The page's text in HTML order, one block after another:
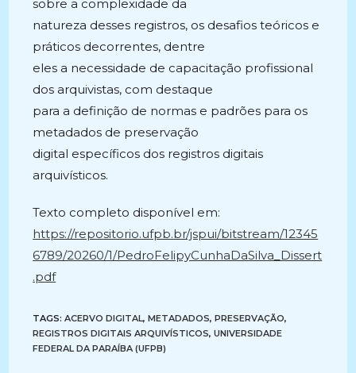
sobre a complexidade da
natureza desses registros, os desafios teóricos e
práticos decorrentes, dentre
eles a necessidade de capacitação profissional
dos arquivistas, com destaque
para a definição de normas e padrões para os
metadados de preservação
digital específicos dos registros digitais
arquivísticos.
Texto completo disponível em:
https://repositorio.ufpb.br/jspui/bitstream/12345
6789/20260/1/PedroFelipyCunhaDaSilva_Dissert
.pdf
TAGS:ACERVO DIGITAL, METADADOS, PRESERVAÇÃO,
REGISTROS DIGITAIS ARQUIVÍSTICOS, UNIVERSIDADE
FEDERAL DA PARAÍBA (UFPB)